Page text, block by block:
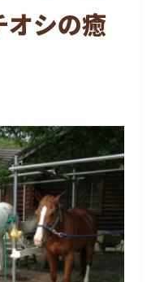
オシの癒